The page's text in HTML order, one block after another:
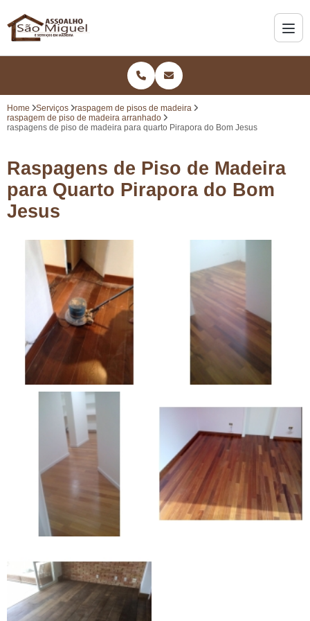
Home Serviços
raspagem de pisos de madeira
raspagem de piso de madeira arranhado
raspagens de piso de madeira para quarto Pirapora do Bom Jesus
Raspagens de Piso de Madeira
para Quarto Pirapora do Bom
Jesus